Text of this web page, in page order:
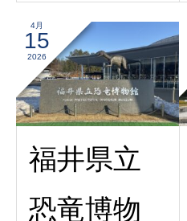
4月
15
2026
福井県立
恐竜博物